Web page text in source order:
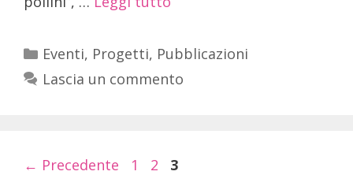
Eventi, Progetti, Pubblicazioni
Lascia un commento
← Precedente 1 2 3